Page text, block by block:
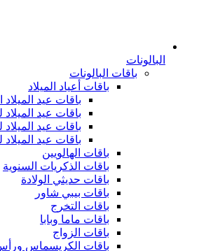
البالونات
باقات البالونات
باقات أعياد الميلاد
باقات عيد الميلاد
باقات عيد الميلاد
باقات عيد الميلاد
باقات عيد الميلاد
باقات الهالويين
باقات الذكريات السنوية
باقات حديثي الولادة
باقات بيبي شاور
باقات التخرج
باقات ماما وبابا
باقات الزواج
باقات الكريسماس